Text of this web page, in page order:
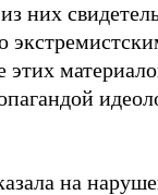
них
этих
на